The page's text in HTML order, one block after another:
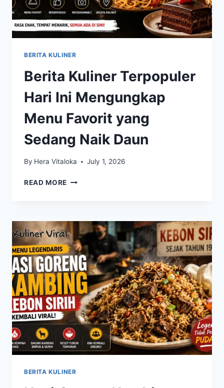
BERITA KULINER
Berita Kuliner Terpopuler
Hari Ini Mengungkap
Menu Favorit yang
Sedang Naik Daun
By Hera Vitaloka July 1, 2026
READ MORE BERITA
INI
MENGUNGKAP
MENU
FAVORIT
YANG
SEDANG
NAIK
DAUN
BERITA KULINER